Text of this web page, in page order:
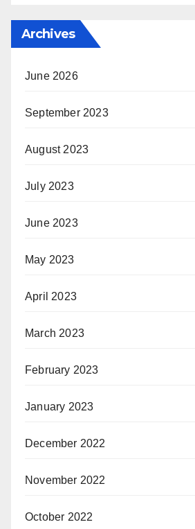
Archives
June 2026
September 2023
August 2023
July 2023
June 2023
May 2023
April 2023
March 2023
February 2023
January 2023
December 2022
November 2022
October 2022